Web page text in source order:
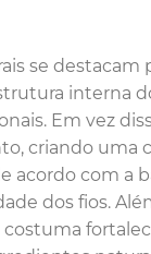
se destacam
interna
Em vez
criando uma
acordo com a
dos fios.
costuma